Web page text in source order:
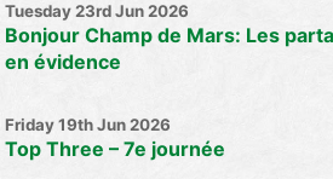
Tuesday 23rd Jun 2026
Bonjour Champ de Mars: Les
en évidence
Friday 19th Jun 2026
Top Three – 7e journée